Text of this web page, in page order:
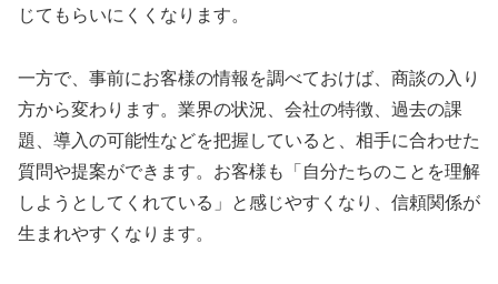
じてもらいにくくなります。
一方で、事前にお客様の情報を調べておけば、商談の入り
方から変わります。業界の状況、会社の特徴、過去の課
題、導入の可能性などを把握していると、相手に合わせた
質問や提案ができます。お客様も「自分たちのことを理解
しようとしてくれている」と感じやすくなり、信頼関係が
生まれやすくなります。